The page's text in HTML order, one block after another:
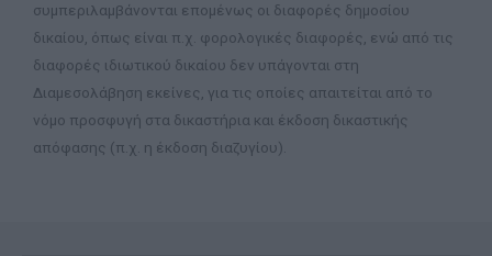
συμπεριλαμβάνονται επομένως οι διαφορές δημοσίου
δικαίου, όπως είναι π.χ. φορολογικές διαφορές, ενώ από τις
διαφορές ιδιωτικού δικαίου δεν υπάγονται στη
Διαμεσολάβηση εκείνες, για τις οποίες απαιτείται από το
νόμο προσφυγή στα δικαστήρια και έκδοση δικαστικής
απόφασης (π.χ. η έκδοση διαζυγίου).